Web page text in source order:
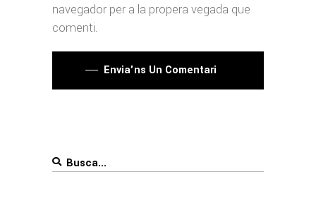
navegador per a la propera vegada que
comenti.
Envia'ns Un Comentari
Search